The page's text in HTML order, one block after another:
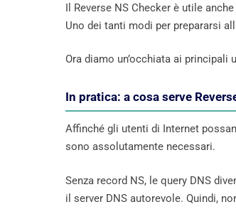
Il Reverse NS Checker è utile
Uno dei tanti modi per prepararsi
Ora diamo un’occhiata ai
In pratica: a cosa serve
Affinché gli utenti di Internet
sono assolutamente necessari.
Senza record NS, le query DNS
il server DNS autorevole. Quindi,